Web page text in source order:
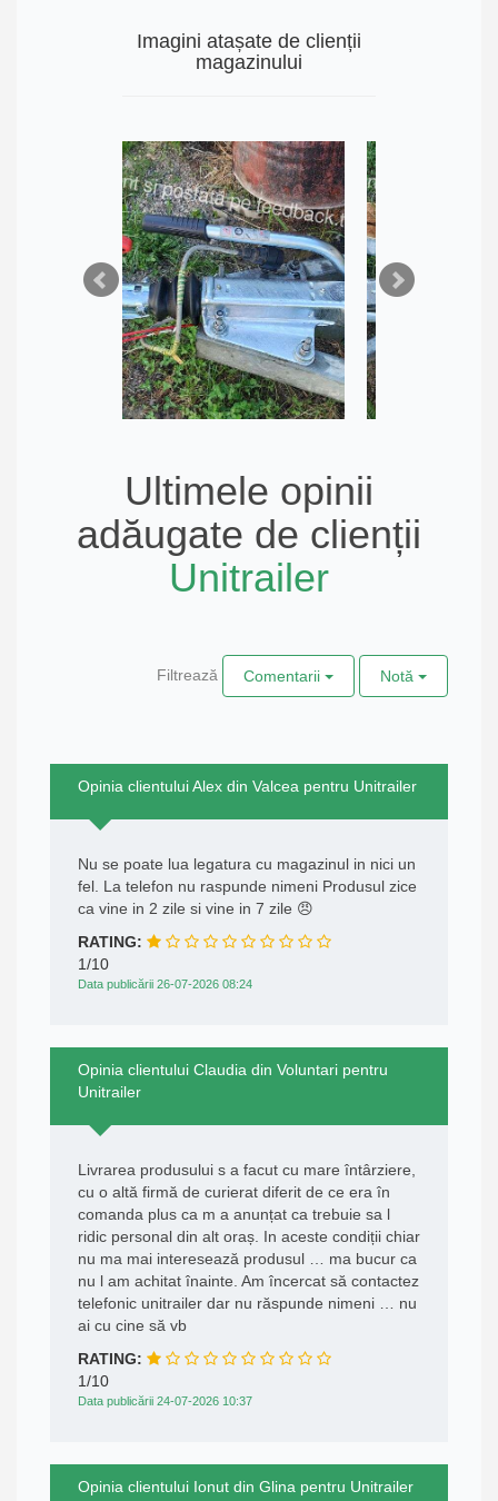
Imagini atașate de clienții
magazinului
Ultimele opinii
adăugate de clienții
Unitrailer
Filtrează Comentarii Notă
Opinia clientului Alex din Valcea pentru Unitrailer
Nu se poate lua legatura cu magazinul in nici un
fel. La telefon nu raspunde nimeni Produsul zice
ca vine in 2 zile si vine in 7 zile 😠
RATING:
1/10
Data publicării 26-07-2026 08:24
Opinia clientului Claudia din Voluntari pentru
Unitrailer
Livrarea produsului s a facut cu mare întârziere,
cu o altă firmă de curierat diferit de ce era în
comanda plus ca m a anunțat ca trebuie sa l
ridic personal din alt oraș. In aceste condiții chiar
nu ma mai interesează produsul … ma bucur ca
nu l am achitat înainte. Am încercat să contactez
telefonic unitrailer dar nu răspunde nimeni … nu
ai cu cine să vb
RATING:
1/10
Data publicării 24-07-2026 10:37
Opinia clientului Ionut din Glina pentru Unitrailer